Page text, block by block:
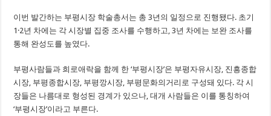
이번 발간하는 부평시장 학술총서는 총 3년의 일정으로 진행됐다. 초기
1·2년 차에는 각 시장별 집중 조사를 수행하고, 3년 차에는 보완 조사를
통해 완성도를 높였다.
부평사람들과 희로애락을 함께 한 ‘부평시장’은 부평자유시장, 진흥종합
시장, 부평종합시장, 부평깡시장, 부평문화의거리로 구성돼 있다. 각 시
장들은 나름대로 형성된 경계가 있으나, 대개 사람들은 이를 통칭하여
‘부평시장’이라고 부른다.